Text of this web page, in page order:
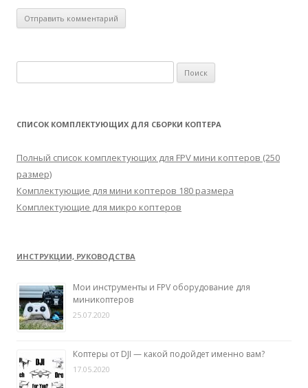
а
т
:
СПИСОК КОМПЛЕКТУЮЩИХ ДЛЯ СБОРКИ КОПТЕРА
Полный список комплектующих для FPV мини коптеров (250
размер)
Комплектующие для мини коптеров 180 размера
Комплектующие для микро коптеров
ИНСТРУКЦИИ, РУКОВОДСТВА
Мои инструменты и FPV оборудование для
миникоптеров
25.07.2020
Коптеры от DJI — какой подойдет именно вам?
17.05.2020